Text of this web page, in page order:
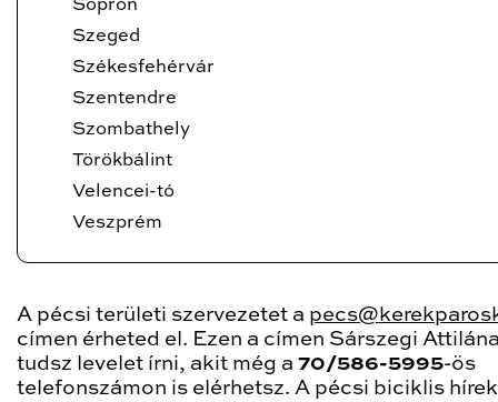
Sopron
Szeged
Székesfehérvár
Szentendre
Szombathely
Törökbálint
Velencei-tó
Veszprém
A pécsi területi szervezetet a
címen érheted el. Ezen a címen Sárszegi
tudsz levelet írni, akit még a 70/586-5995-ös
telefonszámon is elérhetsz. A pécsi biciklis